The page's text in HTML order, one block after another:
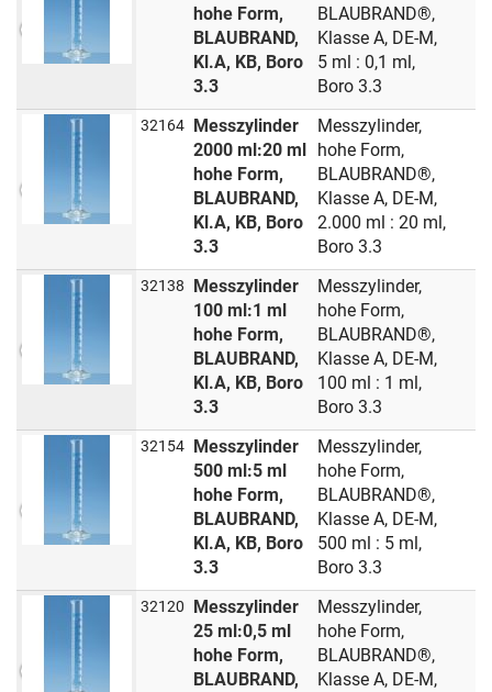
hohe Form,
BLAUBRAND,
Kl.A, KB, Boro
3.3
BLAUBRAND®,
Klasse A, DE-M,
5 ml : 0,1 ml,
Boro 3.3
32164
Messzylinder
2000 ml:20 ml
hohe Form,
BLAUBRAND,
Kl.A, KB, Boro
3.3
Messzylinder,
hohe Form,
BLAUBRAND®,
Klasse A, DE-M,
2.000 ml : 20 ml,
Boro 3.3
32138
Messzylinder
100 ml:1 ml
hohe Form,
BLAUBRAND,
Kl.A, KB, Boro
3.3
Messzylinder,
hohe Form,
BLAUBRAND®,
Klasse A, DE-M,
100 ml : 1 ml,
Boro 3.3
32154
Messzylinder
500 ml:5 ml
hohe Form,
BLAUBRAND,
Kl.A, KB, Boro
3.3
Messzylinder,
hohe Form,
BLAUBRAND®,
Klasse A, DE-M,
500 ml : 5 ml,
Boro 3.3
32120
Messzylinder
25 ml:0,5 ml
hohe Form,
BLAUBRAND,
Messzylinder,
hohe Form,
BLAUBRAND®,
Klasse A, DE-M,